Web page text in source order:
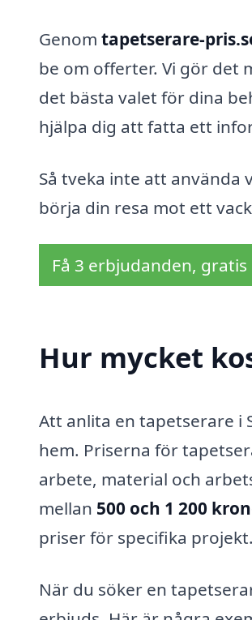
Genom tapetserare-
be om offerter. Vi gör det
det bästa valet för dina
hjälpa dig att fatta ett
Så tveka inte att
börja din resa mot ett
Få 3 erbjudanden,
Hur mycket
Att anlita en tapetserare i
hem. Priserna för
arbete, material och
mellan 500 och 1 200
priser för specifika projekt.
När du söker en